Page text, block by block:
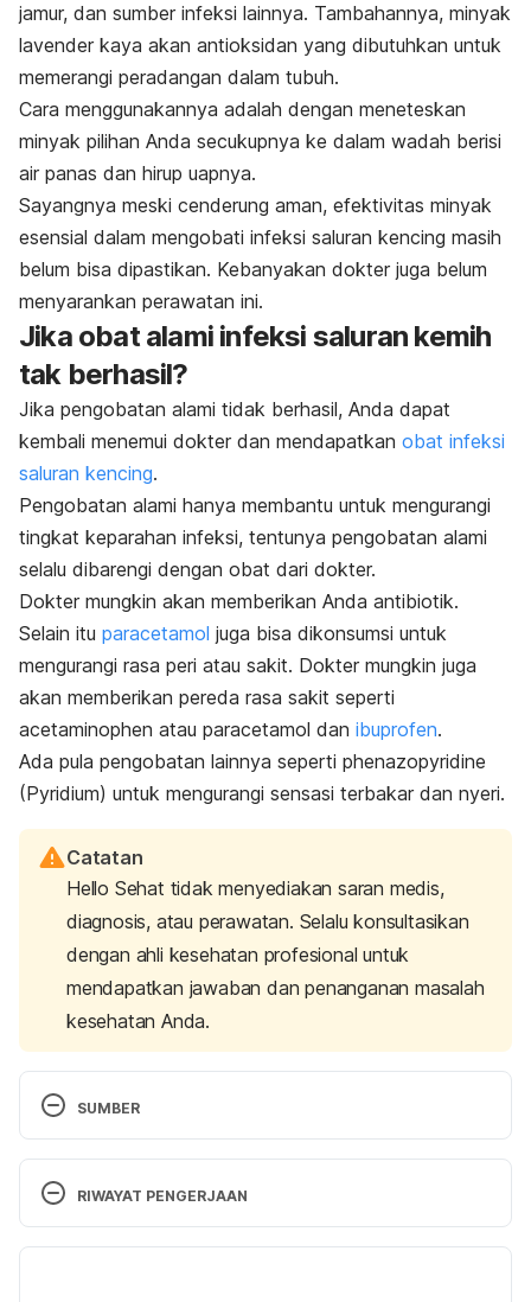
jamur, dan sumber infeksi lainnya. Tambahannya, minyak
lavender kaya akan antioksidan yang dibutuhkan untuk
memerangi peradangan dalam tubuh.
Cara menggunakannya adalah dengan meneteskan
minyak pilihan Anda secukupnya ke dalam wadah berisi
air panas dan hirup uapnya.
Sayangnya meski cenderung aman, efektivitas minyak
esensial dalam mengobati infeksi saluran kencing masih
belum bisa dipastikan. Kebanyakan dokter juga belum
menyarankan perawatan ini.
Jika obat alami infeksi saluran kemih
tak berhasil?
Jika pengobatan alami tidak berhasil, Anda dapat
kembali menemui dokter dan mendapatkan obat infeksi
saluran kencing.
Pengobatan alami hanya membantu untuk mengurangi
tingkat keparahan infeksi, tentunya pengobatan alami
selalu dibarengi dengan obat dari dokter.
Dokter mungkin akan memberikan Anda antibiotik.
Selain itu paracetamol juga bisa dikonsumsi untuk
mengurangi rasa peri atau sakit. Dokter mungkin juga
akan memberikan pereda rasa sakit seperti
acetaminophen atau paracetamol dan ibuprofen.
Ada pula pengobatan lainnya seperti phenazopyridine
(Pyridium) untuk mengurangi sensasi terbakar dan nyeri.
Catatan
Hello Sehat tidak menyediakan saran medis,
diagnosis, atau perawatan. Selalu konsultasikan
dengan ahli kesehatan profesional untuk
mendapatkan jawaban dan penanganan masalah
kesehatan Anda.
SUMBER
Bladder Infection Home Remedies.
https://www.dred.com/uk/home-remedies-for-
bladder-infection.html Accessed September, 19th
RIWAYAT PENGERJAAN